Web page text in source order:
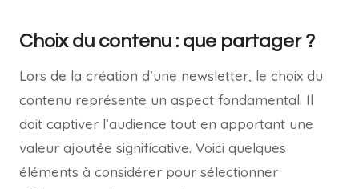
Choix du contenu : que partager ?
Lors de la création d’une newsletter, le choix du
contenu représente un aspect fondamental. Il
doit captiver l’audience tout en apportant une
valeur ajoutée significative. Voici quelques
éléments à considérer pour sélectionner